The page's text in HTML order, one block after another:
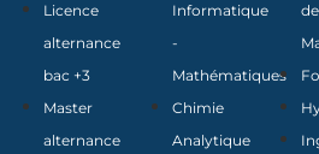
Licence
alternance
bac +3
Master
alternance
Informatique
-
Mathématiques
Chimie
Analytique